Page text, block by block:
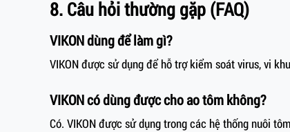
8. Câu hỏi thường gặp (FAQ)
VIKON dùng để làm gì?
VIKON được sử dụng để hỗ trợ kiểm soát virus, vi
VIKON có dùng được cho ao tôm không?
Có. VIKON được sử dụng trong các hệ thống nuôi